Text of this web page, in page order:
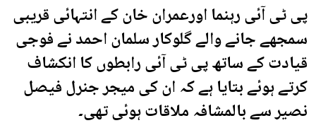
پی ٹی آئی رہنما اورعمران خان کے انتہائی قریبی
سمجھے جانے والے گلوکار سلمان احمد نے فوجی
قیادت کے ساتھ پی ٹی آئی رابطوں کا انکشاف
کرتے ہوئے بتایا ہے کہ ان کی میجر جنرل فیصل
نصیر سے بالمشافہ ملاقات ہوئی تھی۔